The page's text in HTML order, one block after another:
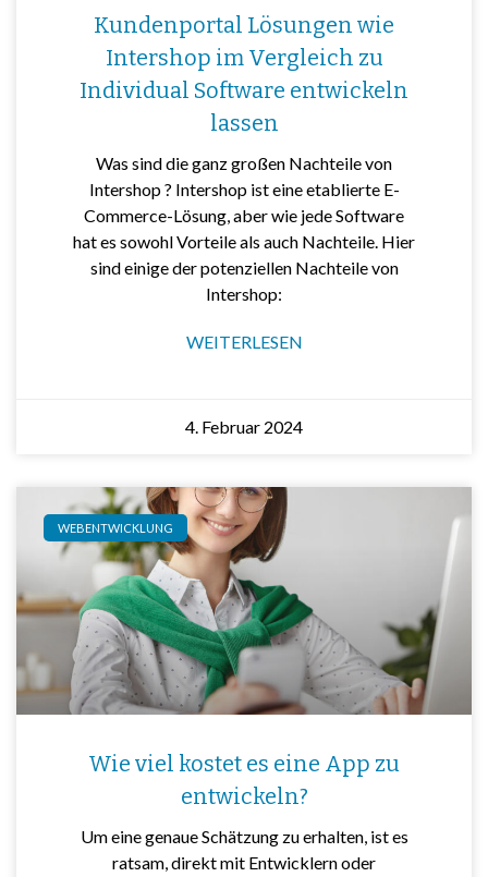
Kundenportal Lösungen wie
Intershop im Vergleich zu
Individual Software entwickeln
lassen
Was sind die ganz großen Nachteile von
Intershop ? Intershop ist eine etablierte E-
Commerce-Lösung, aber wie jede Software
hat es sowohl Vorteile als auch Nachteile. Hier
sind einige der potenziellen Nachteile von
Intershop:
WEITERLESEN
4. Februar 2024
WEBENTWICKLUNG
Wie viel kostet es eine App zu
entwickeln?
Um eine genaue Schätzung zu erhalten, ist es
ratsam, direkt mit Entwicklern oder